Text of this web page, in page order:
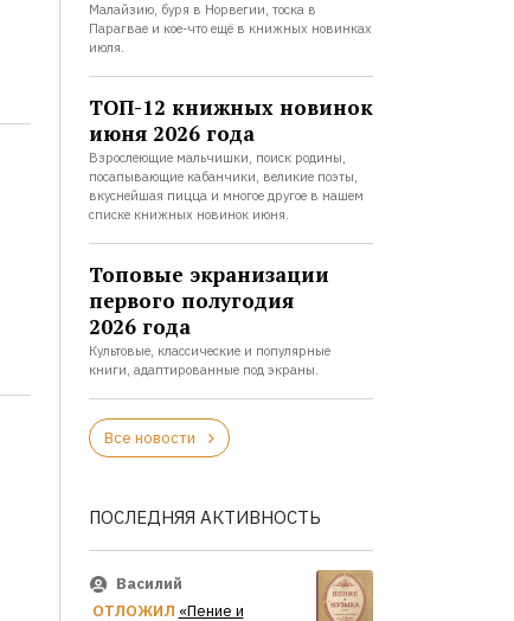
Малайзию, буря в Норвегии, тоска в
Парагвае и кое-что ещё в книжных новинках
июля.
ТОП-12 книжных новинок
июня 2026 года
Взрослеющие мальчишки, поиск родины,
посапывающие кабанчики, великие поэты,
вкуснейшая пицца и многое другое в нашем
списке книжных новинок июня.
Топовые экранизации
первого полугодия
2026 года
Культовые, классические и популярные
книги, адаптированные под экраны.
Все новости
ПОСЛЕДНЯЯ АКТИВНОСТЬ
Василий
ОТЛОЖИЛ «Пение и